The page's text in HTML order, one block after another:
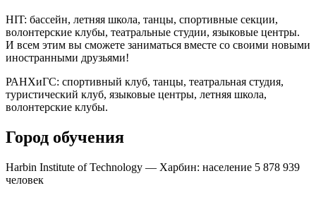
HIT: бассейн, летняя школа, танцы, спортивные секции,
волонтерские клубы, театральные студии, языковые центры.
И всем этим вы сможете заниматься вместе со своими новыми
иностранными друзьями!
РАНХиГС: спортивный клуб, танцы, театральная студия,
туристический клуб, языковые центры, летняя школа,
волонтерские клубы.
Город обучения
Harbin Institute of Technology — Харбин: население 5 878 939
человек